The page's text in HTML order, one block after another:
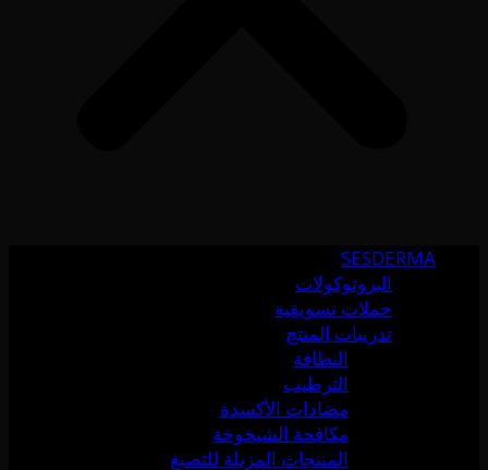
SESDERMA
البروتوكولات
حملات تسويقية
تدريبات المنتج
النظافة
الترطيب
مضادات الأكسدة
مكافحة الشيخوخة
المنتجات المزيلة للتصبغ